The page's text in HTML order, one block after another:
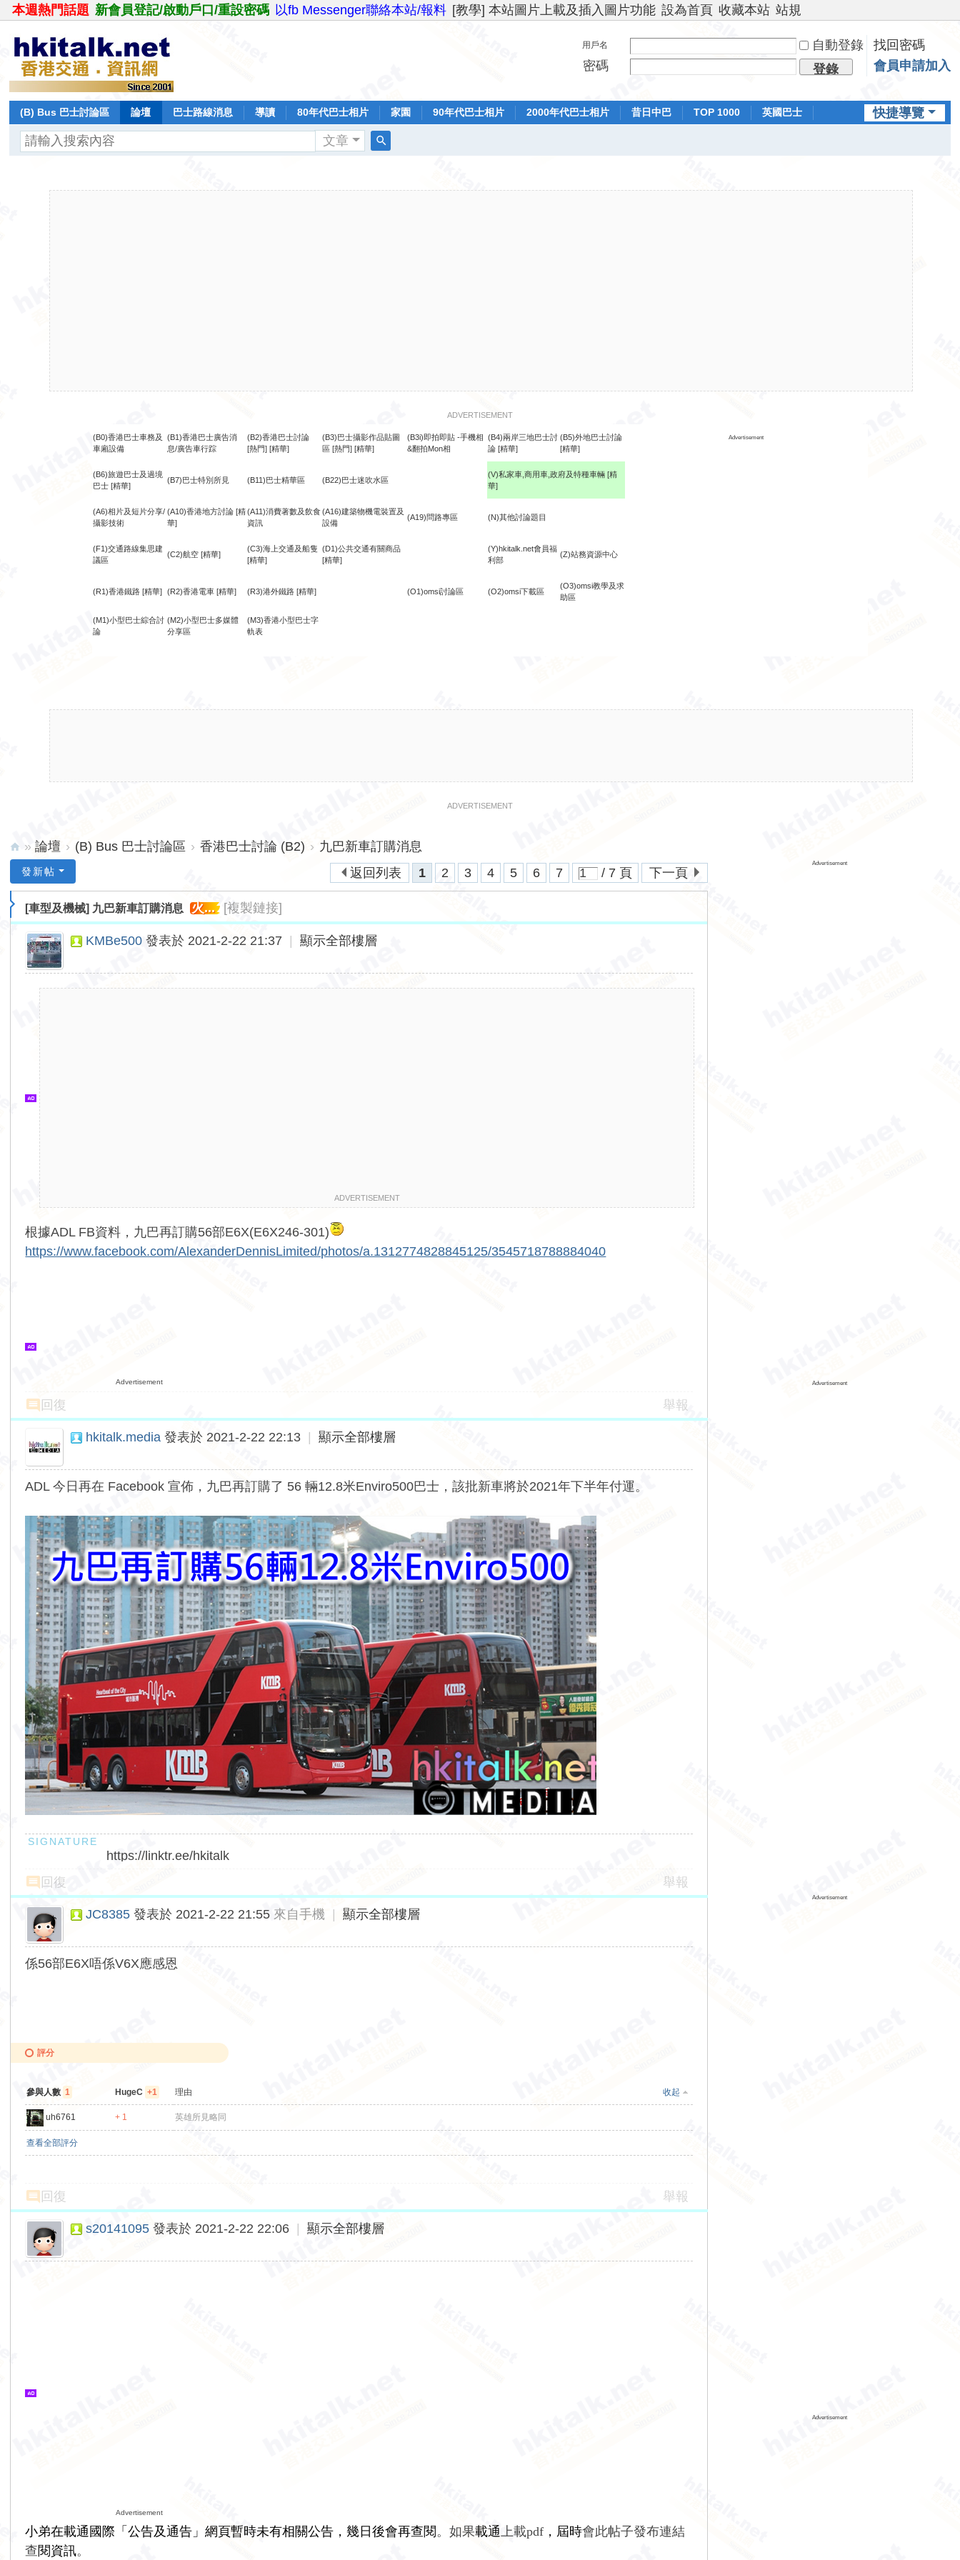
本週熱門話題 新會員登記/啟動戶口/重設密碼 以fb Messenger聯絡本站/報料 [教學] 本站圖片上載及插入圖片功能 設為首頁 收藏本站 站規
用戶名 自動登錄
找回密碼
密碼
登錄 會員申請加入
快捷導覽
(B) Bus 巴士討論區 論壇 巴士路線消息 導讀 80年代巴士相片 家園 90年代巴士相片 2000年代巴士相片 昔日中巴 TOP 1000
英國巴士
文章
ADVERTISEMENT
(B0)香港巴士車務及
車廂設備
(B1)香港巴士廣告消
息/廣告車行踪
(B2)香港巴士討論
[熱門] [精華]
(B3)巴士攝影作品貼圖
區 [熱門] [精華]
(B3i)即拍即貼 -手機相
&翻拍Mon相
(B4)兩岸三地巴士討
論 [精華]
(B5)外地巴士討論
[精華]
Advertisement
(B6)旅遊巴士及過境
巴士 [精華]
(B7)巴士特別所見 (B11)巴士精華區 (B22)巴士迷吹水區
(V)私家車,商用車,政府及特種車輛 [精
華]
(A6)相片及短片分享/
攝影技術
(A10)香港地方討論 [精
華]
(A11)消費著數及飲食
資訊
(A16)建築物機電裝置及
設備
(A19)問路專區 (N)其他討論題目
(F1)交通路線集思建
議區
(C2)航空 [精華]
(C3)海上交通及船隻
[精華]
(D1)公共交通有關商品
[精華]
(Y)hkitalk.net會員福
利部
(Z)站務資源中心
(R1)香港鐵路 [精華] (R2)香港電車 [精華] (R3)港外鐵路 [精華] (O1)omsi討論區 (O2)omsi下載區
(O3)omsi教學及求
助區
(M1)小型巴士綜合討
論
(M2)小型巴士多媒體
分享區
(M3)香港小型巴士字
軌表
ADVERTISEMENT
lk.
» 論壇 › (B) Bus 巴士討論區 › 香港巴士討論 (B2) › 九巴新車訂購消息
1
2 3 4 5 6 7 / 7 頁 下一頁
返回列表
發新帖
[車型及機械] 九巴新車訂購消息 火... [複製鏈接]
KMBe500 發表於 2021-2-22 21:37 顯示全部樓層
ADVERTISEMENT
根據ADL FB資料，九巴再訂購56部E6X(E6X246-301)
https://www.facebook.com/AlexanderDennisLimited/photos/a.1312774828845125/3545718788884040
Advertisement
回復 舉報
hkitalk.media 發表於 2021-2-22 22:13 顯示全部樓層
ADL 今日再在 Facebook 宣佈，九巴再訂購了 56 輛12.8米Enviro500巴士，該批新車將於2021年下半年付運。
https://linktr.ee/hkitalk
回復
舉報
JC8385 發表於 2021-2-22 21:55 來自手機 顯示全部樓層
係56部E6X唔係V6X應感恩
評分
參與人數 1 HugeC +1 收起
理由
uh6761 + 1 英雄所見略同
查看全部評分
回復 舉報
s20141095 發表於 2021-2-22 22:06 顯示全部樓層
Advertisement
小弟在載通國際「公告及通告 」網頁暫時未有相關公告 ，幾日後會再查閱。如果載通上載pdf ， 屆時會此帖子發布連結
查閱資訊。
Advertisement
Advertisement
Advertisement
Advertisement